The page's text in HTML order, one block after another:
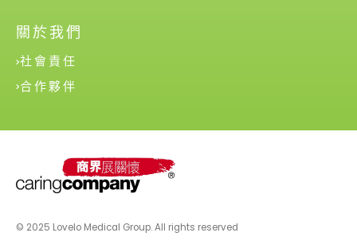
關於我們
社會責任
合作夥伴
© 2025 Lovelo Medical Group. All rights reserved